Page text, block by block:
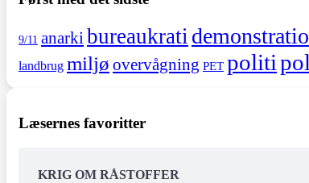
9/11 anarki bureaukrati
landbrug miljø overvågning PET politi
Læsernes favoritter
KRIG OM RÅSTOFFER